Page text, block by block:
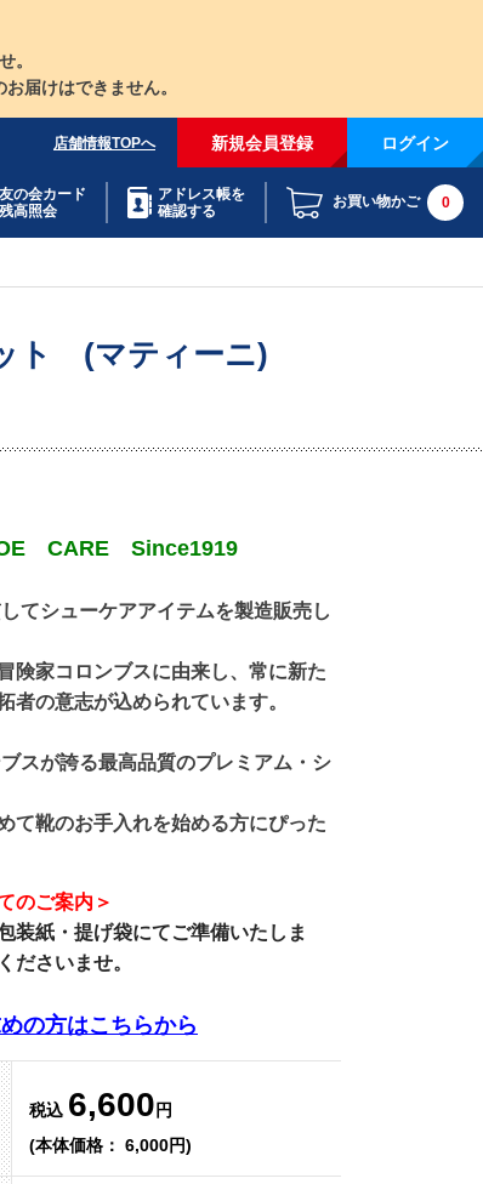
。
届けはできません。
店舗情報TOPへ 新規会員登録 ログイン
友の会カード
残高照会
アドレス帳を
確認する
お買い物かご 0
ト (マティーニ)
CARE Since1919
てシューケアアイテムを製造販売し
険家コロンブスに由来し、常に新た
者の意志が込められています。
スが誇る最高品質のプレミアム・シ
て靴のお手入れを始める方にぴった
のご案内＞
装紙・提げ袋にてご準備いたしま
ださいませ。
の方はこちらから
税込 6,600 円
(本体価格： 6,000円)